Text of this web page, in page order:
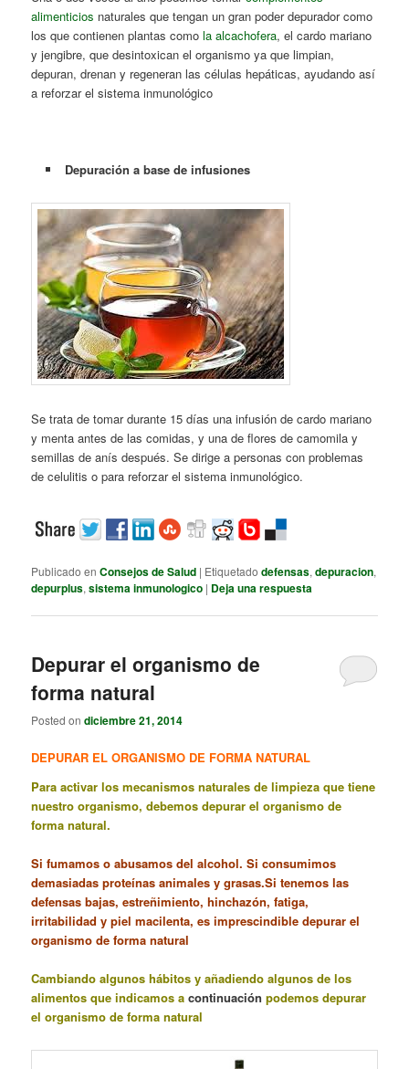
alimenticios naturales que tengan un gran poder depurador como
los que contienen plantas comola alcachofera, el cardo mariano
y jengibre, que desintoxican el organismo ya que limpian,
depuran, drenan y regeneran las células hepáticas, ayudando así
a reforzar el sistema inmunológico
Depuración a base de infusiones
Se trata de tomar durante 15 días una infusión de cardo mariano
y menta antes de las comidas, y una de flores de camomila y
semillas de anís después. Se dirige a personas con problemas
de celulitis o para reforzar el sistema inmunológico.
Publicado en Consejos de Salud | Etiquetado defensas,depuracion,
depurplus,sistema inmunologico | Deja una respuesta
Depurar el organismo de
forma natural
Posted ondiciembre 21, 2014
DEPURAR EL ORGANISMO DE FORMA NATURAL
Para activar los mecanismos naturales de limpieza que tiene
nuestro organismo, debemos depurar el organismo de
forma natural.
Si fumamos o abusamos del alcohol. Si consumimos
demasiadas proteínas animales y grasas.Si tenemos las
defensas bajas, estreñimiento, hinchazón, fatiga,
irritabilidad y piel macilenta, es imprescindible depurar el
organismo de forma natural
Cambiando algunos hábitos y añadiendo algunos de los
alimentos que indicamos acontinuación podemos depurar
el organismo de forma natural